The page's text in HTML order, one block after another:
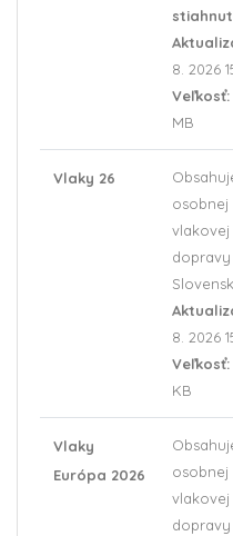
8. 2026
Veľkosť:
MB
Vlaky 26
osobnej
vlakovej
8. 2026
Veľkosť:
KB
Vlaky
Európa 2026
osobnej
vlakovej